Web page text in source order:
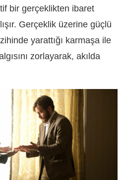
bir gerçeklikten ibaret
Gerçeklik üzerine güçlü
yarattığı karmaşa ile
zorlayarak, akılda